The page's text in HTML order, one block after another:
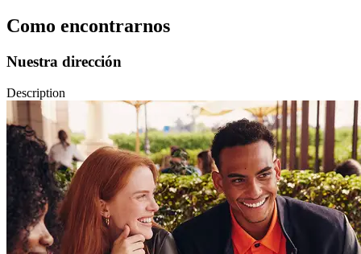
Como encontrarnos
Nuestra dirección
Description